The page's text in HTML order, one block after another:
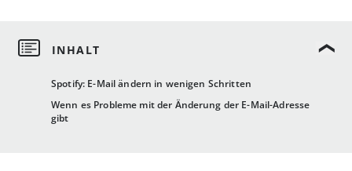
Spotify: E-Mail ändern in wenigen Schritten
Wenn es Probleme mit der Änderung der E-Mail-Adresse
gibt